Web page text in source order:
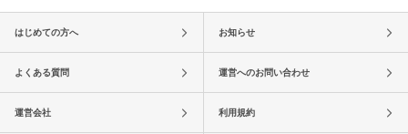
はじめての方へ お知らせ
よくある質問 運営へのお問い合わせ
運営会社 利用規約